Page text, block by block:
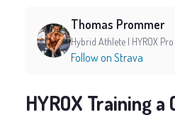
Thomas Prommer
Hybrid Athlete | HYROX
Follow on Strava
HYROX Training a